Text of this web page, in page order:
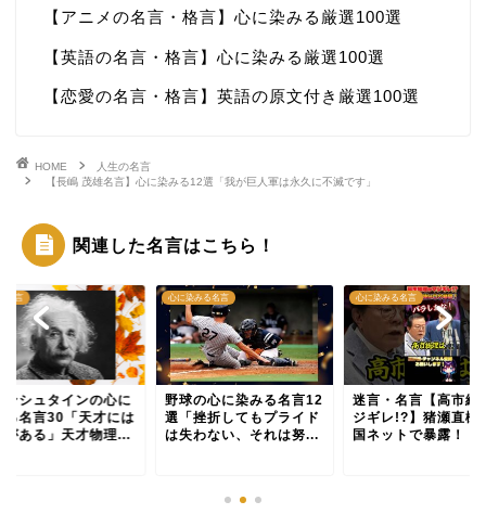
【アニメの名言・格言】心に染みる厳選100選
【英語の名言・格言】心に染みる厳選100選
【恋愛の名言・格言】英語の原文付き厳選100選
HOME
人生の名言
【長嶋 茂雄名言】心に染みる12選「我が巨人軍は永久に不滅です」
関連した名言はこちら！
名言
ンシュタインの心に
る名言30「天才には
がある」天才物理...
心に染みる名言
野球の心に染みる名言12
選「挫折してもプライド
は失わない、それは努...
心に染みる名言
迷言・名言【高市総
ジギレ!?】猪瀬直樹
国ネットで暴露！